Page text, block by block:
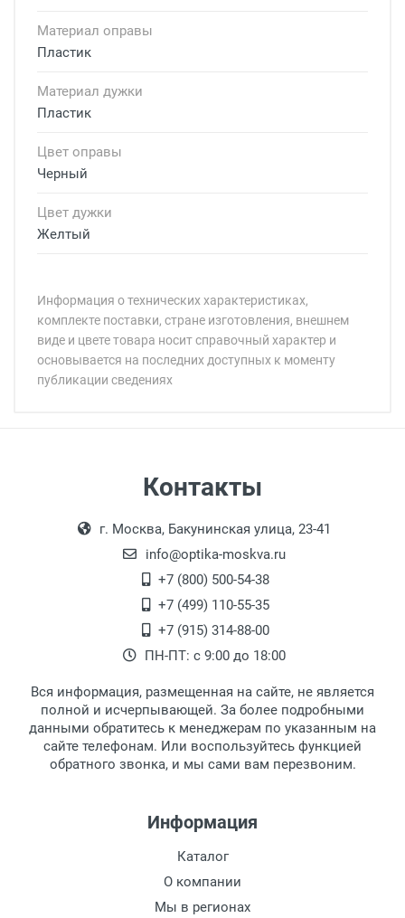
Материал оправы
Пластик
Материал дужки
Пластик
Цвет оправы
Черный
Цвет дужки
Желтый
Информация о технических характеристиках,
комплекте поставки, стране изготовления, внешнем
виде и цвете товара носит справочный характер и
основывается на последних доступных к моменту
публикации сведениях
Оплата товара производится
наличными непосредственно на пункте
выдачи товара.
Перечисление средств на расчетный счет.
18:00, по субботам с 11:00 до 15:00, в
офисе по адресу: г. Москва,
Переведеновский переулок 17, корпус 1,
второй этаж, тел. +7 (499) 110-55-35.
После того, как заказ поступает в пункт
выдачи, наш менеджер связывается с
клиентом и оповещает о поступлении
товара.
Для получения товара при себе
обязательно иметь паспорт.
Заказ необходимо забрать в течение 3
рабочих дней с момента поступления на
дополнительных расходов за хранение
Доставляем товар по Москве компанией
Контакты
г. Москва, Бакунинская улица, 23-41
info@optika-moskva.ru
+7 (800) 500-54-38
+7 (499) 110-55-35
+7 (915) 314-88-00
ПН-ПТ: с 9:00 до 18:00
Вся информация, размещенная на сайте, не является
полной и исчерпывающей. За более подробными
данными обратитесь к менеджерам по указанным на
сайте телефонам. Или воспользуйтесь функцией
обратного звонка, и мы сами вам перезвоним.
Информация
Каталог
О компании
Мы в регионах